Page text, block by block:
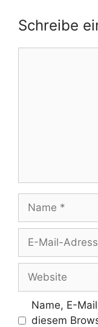
Schreibe
Mail-
Adresse
Name, E-
diesem